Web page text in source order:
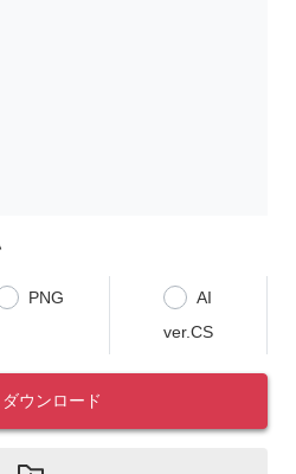
PNG
AI
ver.CS
ダウンロード